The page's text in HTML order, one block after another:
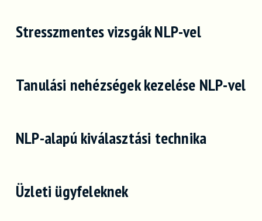
Stresszmentes vizsgák NLP-vel
Tanulási nehézségek kezelése NLP-vel
NLP-alapú kiválasztási technika
Üzleti ügyfeleknek